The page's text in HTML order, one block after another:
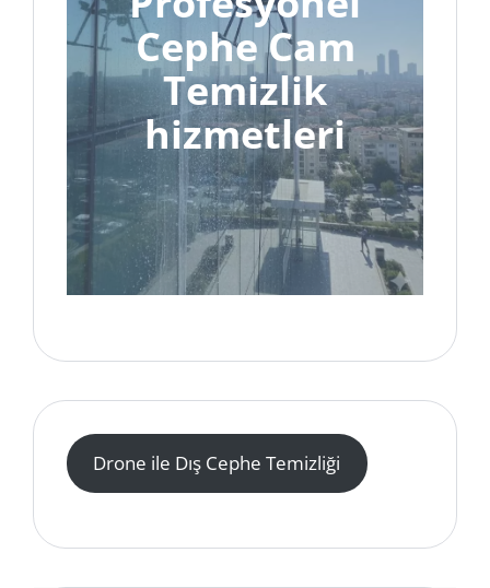
Cephe Cam
Temizlik
hizmetleri
Drone ile Dış Cephe Temizliği